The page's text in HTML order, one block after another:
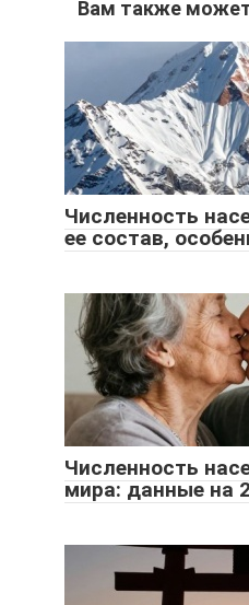
Вам также
Численность
ее состав,
Численность
мира: данные на